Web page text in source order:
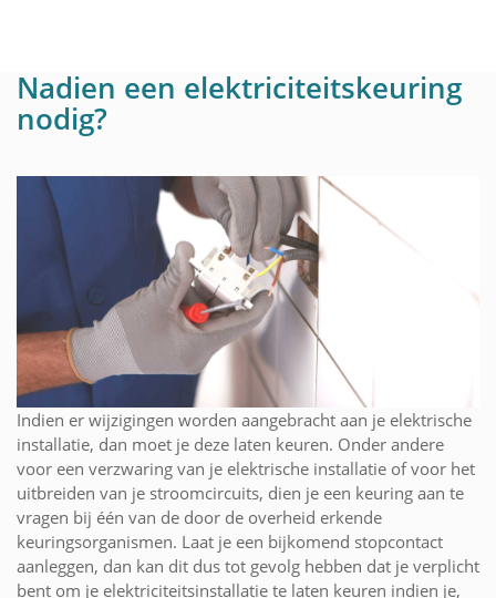
Nadien een elektriciteitskeuring
nodig?
Indien er wijzigingen worden aangebracht aan je elektrische
installatie, dan moet je deze laten keuren. Onder andere
voor een verzwaring van je elektrische installatie of voor het
uitbreiden van je stroomcircuits, dien je een keuring aan te
vragen bij één van de door de overheid erkende
keuringsorganismen. Laat je een bijkomend stopcontact
aanleggen, dan kan dit dus tot gevolg hebben dat je verplicht
bent om je elektriciteitsinstallatie te laten keuren indien je,